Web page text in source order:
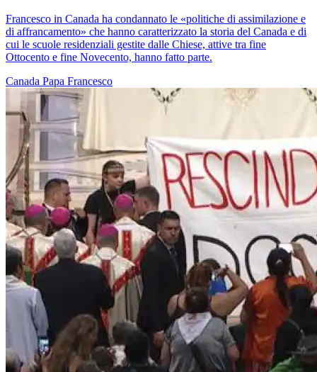
Francesco in Canada ha condannato le «politiche di assimilazione e
di affrancamento» che hanno caratterizzato la storia del Canada e di
cui le scuole residenziali gestite dalle Chiese, attive tra fine
Ottocento e fine Novecento, hanno fatto parte.
Canada Papa Francesco